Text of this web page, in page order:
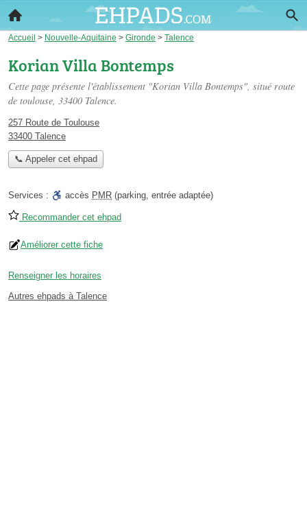
Accueil > Nouvelle-Aquitaine > Gironde > Talence
Korian Villa Bontemps
Cette page présente l'établissement "Korian Villa Bontemps", situé route
de toulouse, 33400 Talence.
257 Route de Toulouse
33400 Talence
📞 Appeler cet ehpad
Services : accès PMR (parking, entrée adaptée)
Recommander cet ehpad
Améliorer cette fiche
Renseigner les horaires
Autres ehpads à Talence